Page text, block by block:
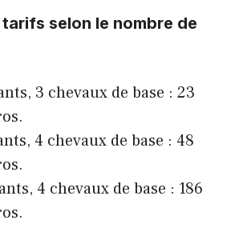
selon le nombre de
3 chevaux de base : 23
4 chevaux de base : 48
4 chevaux de base : 186